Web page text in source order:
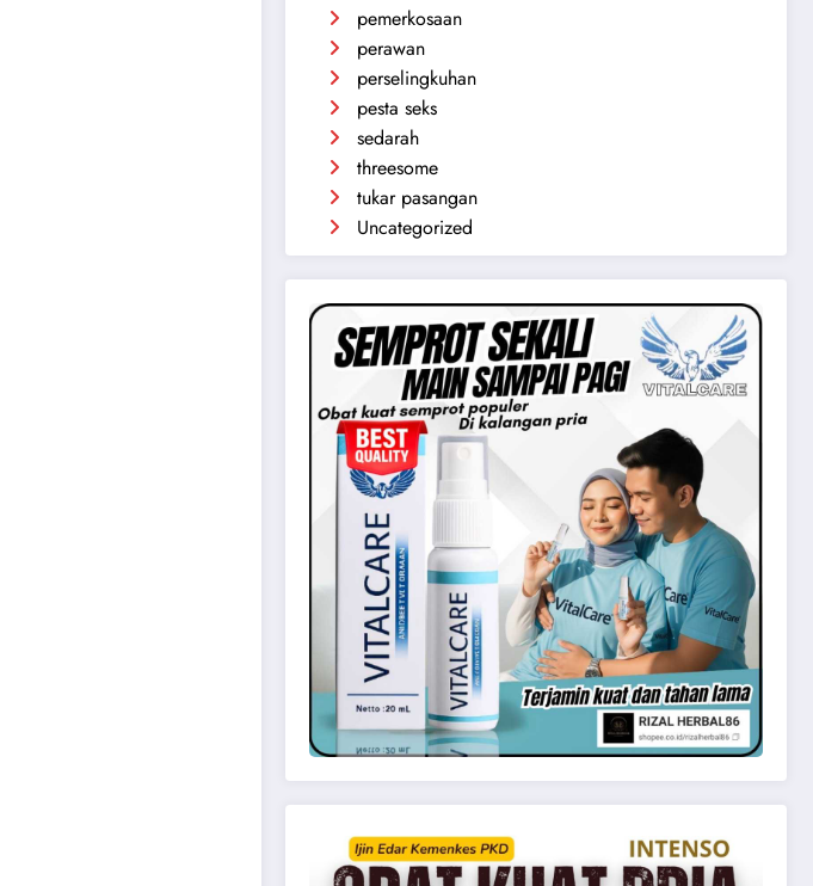
pemerkosaan
perawan
perselingkuhan
pesta seks
sedarah
threesome
tukar pasangan
Uncategorized